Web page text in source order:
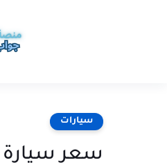
سيارات
سعر سيارة